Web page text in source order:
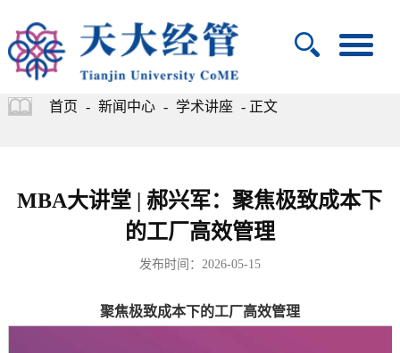
首页 - 新闻中心 - 学术讲座 - 正文
MBA大讲堂 | 郝兴军：聚焦极致成本下
的工厂高效管理
发布时间：2026-05-15
聚焦极致成本下的工厂高效管理